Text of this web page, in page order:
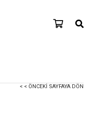
< < ÖNCEKI SAYFAYA DÖN